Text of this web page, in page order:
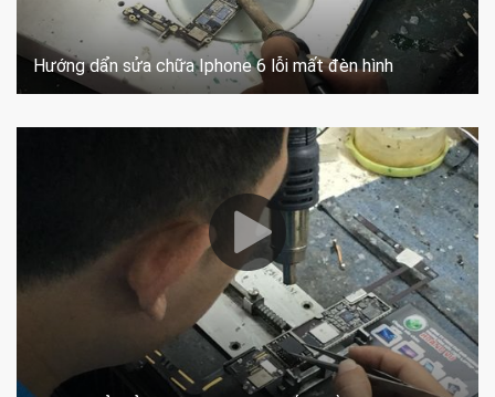
Hướng dẩn sửa chữa Iphone 6 lỗi mất đèn hình